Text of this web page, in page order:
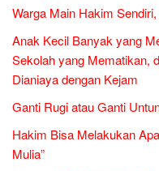
Warga Main Hakim
Anak Kecil Banyak yang
Sekolah yang Mematikan,
Dianiaya dengan Kejam
Ganti Rugi atau Ganti
Hakim Bisa Melakukan
Mulia”